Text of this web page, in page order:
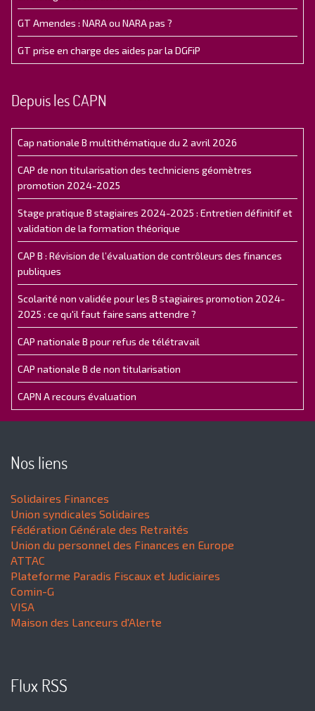
GT Amendes : NARA ou NARA pas ?
GT prise en charge des aides par la DGFiP
Depuis les CAPN
Cap nationale B multithématique du 2 avril 2026
CAP de non titularisation des techniciens géomètres
promotion 2024-2025
Stage pratique B stagiaires 2024-2025 : Entretien définitif et
validation de la formation théorique
CAP B : Révision de l’évaluation de contrôleurs des finances
publiques
Scolarité non validée pour les B stagiaires promotion 2024-
2025 : ce qu'il faut faire sans attendre ?
CAP nationale B pour refus de télétravail
CAP nationale B de non titularisation
CAPN A recours évaluation
Nos liens
Solidaires Finances
Union syndicales Solidaires
Fédération Générale des Retraités
Union du personnel des Finances en Europe
ATTAC
Plateforme Paradis Fiscaux et Judiciaires
Comin-G
VISA
Maison des Lanceurs d'Alerte
Flux RSS